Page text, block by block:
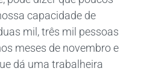
capacidade de
mil, três mil pessoas
meses de novembro e
dá uma trabalheira